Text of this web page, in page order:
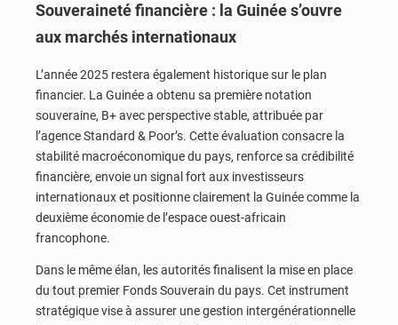
Souveraineté financière : la Guinée s’ouvre
aux marchés internationaux
L’année 2025 restera également historique sur le plan
financier. La Guinée a obtenu sa première notation
souveraine, B+ avec perspective stable, attribuée par
l’agence Standard & Poor’s. Cette évaluation consacre la
stabilité macroéconomique du pays, renforce sa crédibilité
financière, envoie un signal fort aux investisseurs
internationaux et positionne clairement la Guinée comme la
deuxième économie de l’espace ouest-africain
francophone.
Dans le même élan, les autorités finalisent la mise en place
du tout premier Fonds Souverain du pays. Cet instrument
stratégique vise à assurer une gestion intergénérationnelle